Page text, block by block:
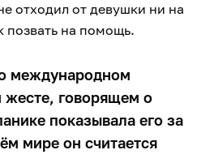
отходил от девушки ни на
позвать на помощь.
международном
жесте, говорящем о
показывала его за
мире он считается